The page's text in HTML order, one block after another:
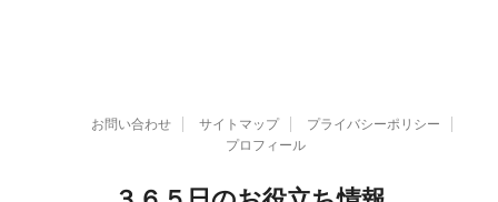
お問い合わせ サイトマップ
プライバシーポリシー
プロフィール